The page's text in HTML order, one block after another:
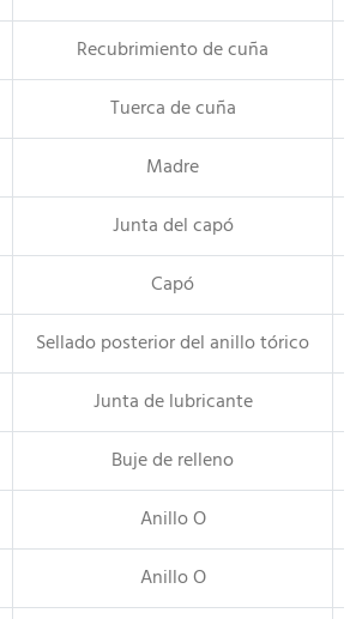
Recubrimiento de cuña
Tuerca de cuña
Madre
Junta del capó
Capó
Sellado posterior del anillo tórico
Junta de lubricante
Buje de relleno
Anillo O
Anillo O